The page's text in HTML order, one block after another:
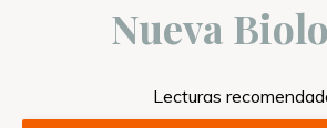
Nueva
Lecturas